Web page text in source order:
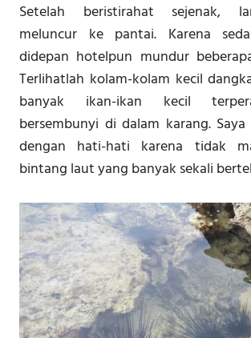
Setelah beristirahat sejenak,
meluncur ke pantai. Karena
didepan hotelpun mundur
Terlihatlah kolam-kolam kecil
banyak ikan-ikan kecil
bersembunyi di dalam karang.
dengan hati-hati karena tidak
bintang laut yang banyak sekali